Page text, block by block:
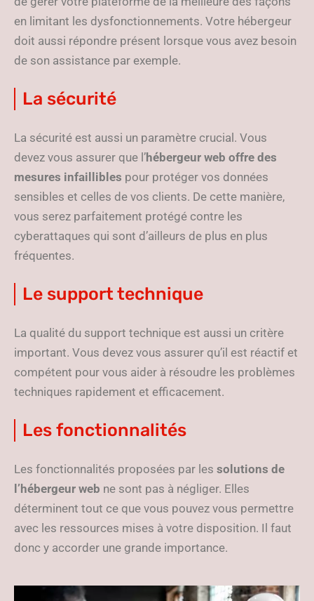
en limitant les dysfonctionnements. Votre hébergeur
doit aussi répondre présent lorsque vous avez besoin
de son assistance par exemple.
La sécurité
La sécurité est aussi un paramètre crucial. Vous
devez vous assurer que l’hébergeur web offre des
mesures infaillibles pour protéger vos données
sensibles et celles de vos clients. De cette manière,
vous serez parfaitement protégé contre les
cyberattaques qui sont d’ailleurs de plus en plus
fréquentes.
Le support technique
La qualité du support technique est aussi un critère
important. Vous devez vous assurer qu’il est réactif et
compétent pour vous aider à résoudre les problèmes
techniques rapidement et efficacement.
Les fonctionnalités
Les fonctionnalités proposées par les solutions de
l’hébergeur web ne sont pas à négliger. Elles
déterminent tout ce que vous pouvez vous permettre
avec les ressources mises à votre disposition. Il faut
donc y accorder une grande importance.